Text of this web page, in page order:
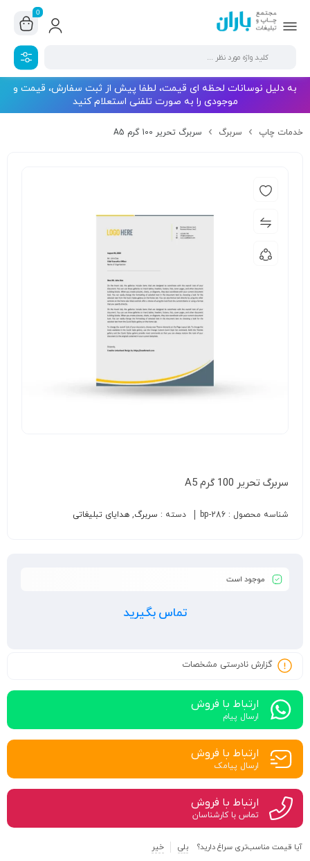
0
به دلیل نوسانات لحظه ای قیمت، لطفا پیش از ثبت سفارش، قیمت و
موجودی را به صورت تلفنی استعلام کنید
خدمات چاپ سربرگ سربرگ تحریر 100 گرم A5
سربرگ تحریر 100 گرم A5
شناسه محصول : bp-286 دسته : سربرگ, هدایای تبلیغاتی
موجود است
تماس بگیرید
گزارش نادرستی مشخصات
ارتباط با فروش
ارسال پیام
ارتباط با فروش
ارسال پیامک
ارتباط با فروش
تماس با کارشناسان
آیا قیمت مناسب‌تری سراغ دارید؟ بلی خیر